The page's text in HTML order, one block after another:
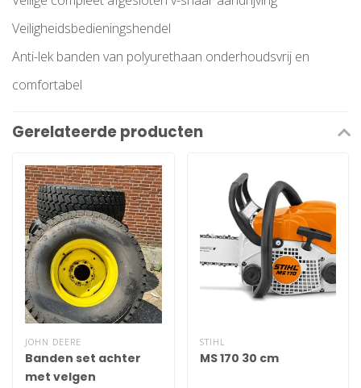
Veiligheidsbedieningshendel
Anti-lek banden van polyurethaan onderhoudsvrij en
comfortabel
Gerelateerde producten
JOHN DEERE
Banden set achter
met velgen
STIHL
MS 170 30 cm